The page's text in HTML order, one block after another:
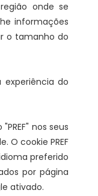
onde se
informações
o tamanho do
do
nos seus
O cookie PREF
preferido
por página
ativado.